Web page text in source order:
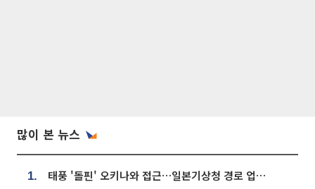
많이 본 뉴스
1. 태풍 '돌핀' 오키나와 접근…일본기상청 경로 업데이트